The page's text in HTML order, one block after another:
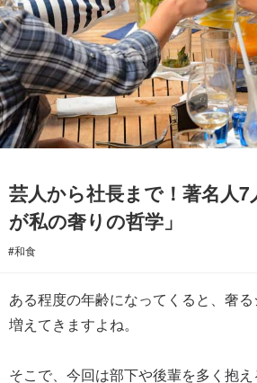
芸人から社長まで！著名人
が私の奢りの哲学」
#和食
ある程度の年齢になってくると、奢
増えてきますよね。
そこで、今回は部下や後輩を多く抱